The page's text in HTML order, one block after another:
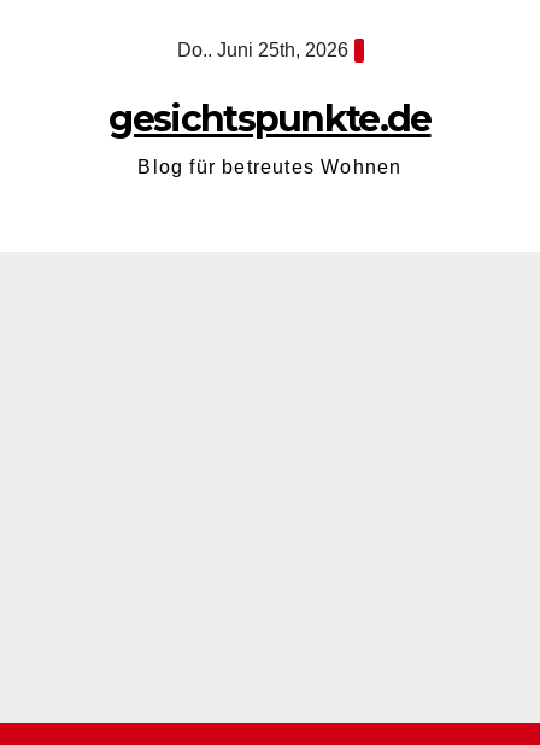
Do.. Juni 25th, 2026
gesichtspunkte.de
Blog für betreutes Wohnen